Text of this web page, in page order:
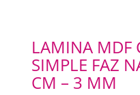
LAMINA MDF
SIMPLE FAZ
CM – 3 MM